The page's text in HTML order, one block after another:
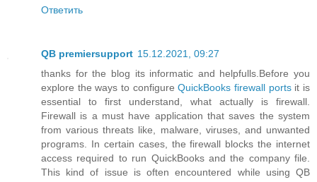
Ответить
QB premiersupport 15.12.2021, 09:27
thanks for the blog its informatic and helpfulls.Before you
explore the ways to configure QuickBooks firewall ports it is
essential to first understand, what actually is firewall.
Firewall is a must have application that saves the system
from various threats like, malware, viruses, and unwanted
programs. In certain cases, the firewall blocks the internet
access required to run QuickBooks and the company file.
This kind of issue is often encountered while using QB